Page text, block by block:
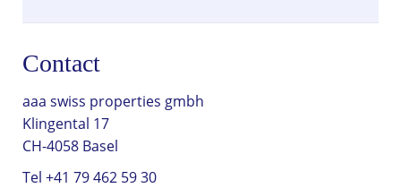
Contact
aaa swiss properties gmbh
Klingental 17
CH-4058 Basel
Tel +41 79 462 59 30